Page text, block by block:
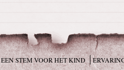
EEN STEM VOOR HET KIND